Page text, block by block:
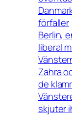
förfaller
Berlin,
liberal
Zahra
de
skjuter